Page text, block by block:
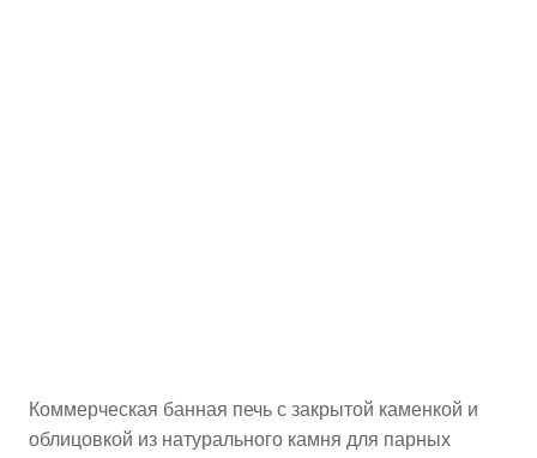
Коммерческая банная печь с закрытой каменкой и
облицовкой из натурального камня для парных